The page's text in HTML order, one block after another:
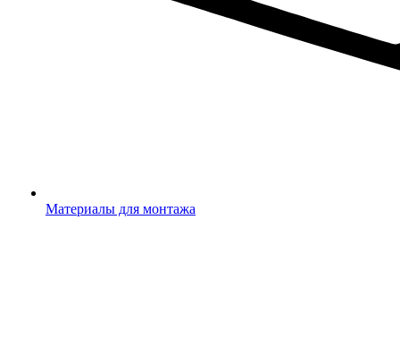
Материалы для монтажа